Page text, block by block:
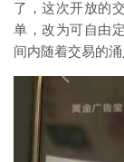
了，这次开放的
单，改为可自由
间内随着交易的涌